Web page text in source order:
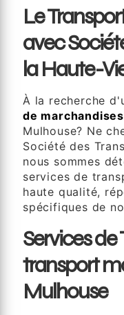
Le
avec
la Haute-
À la recherche
de
Mulhouse? Ne
Société des
nous sommes
services de
haute qualité,
spécifiques de
Services
transport
Mulhouse